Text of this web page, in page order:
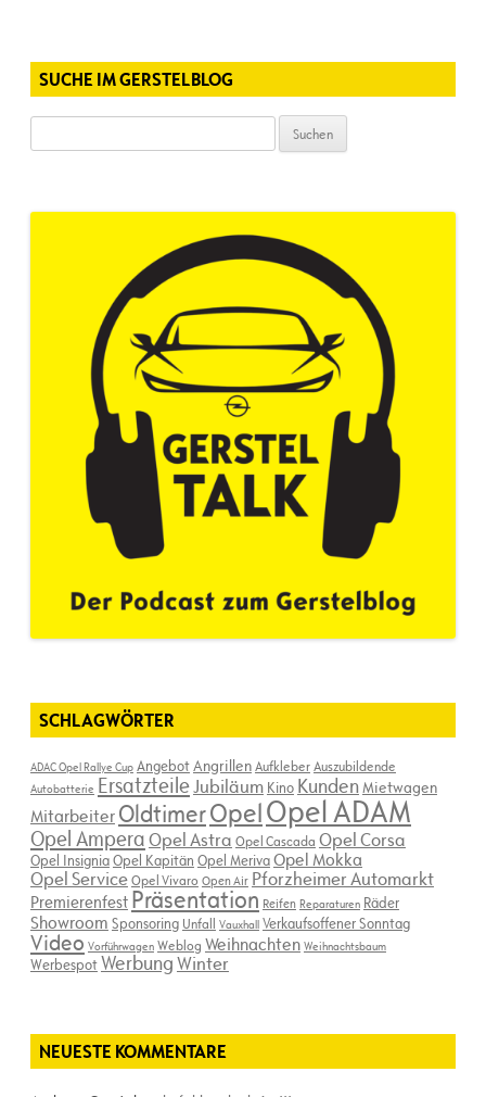
SUCHE IM GERSTELBLOG
nach:
SCHLAGWÖRTER
ADAC Opel Rallye Cup AngebotAngrillenAufkleberAuszubildende
Autobatterie ErsatzteileJubiläum Kino KundenMietwagen
Mitarbeiter OldtimerOpelOpel ADAM
Opel AmperaOpel Astra Opel Cascada Opel Corsa
Opel InsigniaOpel Kapitän Opel MerivaOpel Mokka
Opel ServiceOpel Vivaro Open Air Pforzheimer Automarkt
Premierenfest Präsentation Reifen Reparaturen Räder
Showroom Sponsoring Unfall Vauxhall Verkaufsoffener Sonntag
Video Vorführwagen Weblog Weihnachten Weihnachtsbaum
WerbespotWerbungWinter
NEUESTE KOMMENTARE